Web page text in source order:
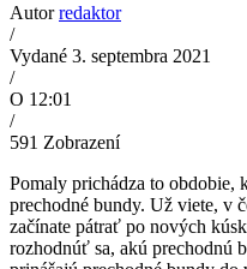
Autorredaktor
/
Vydané 3. septembra 2021
/
O 12:01
/
591 Zobrazení
Pomaly prichádza to obdobie,
prechodné bundy. Už viete, v
začínate pátrať po nových
rozhodnúť sa, akú prechodnú